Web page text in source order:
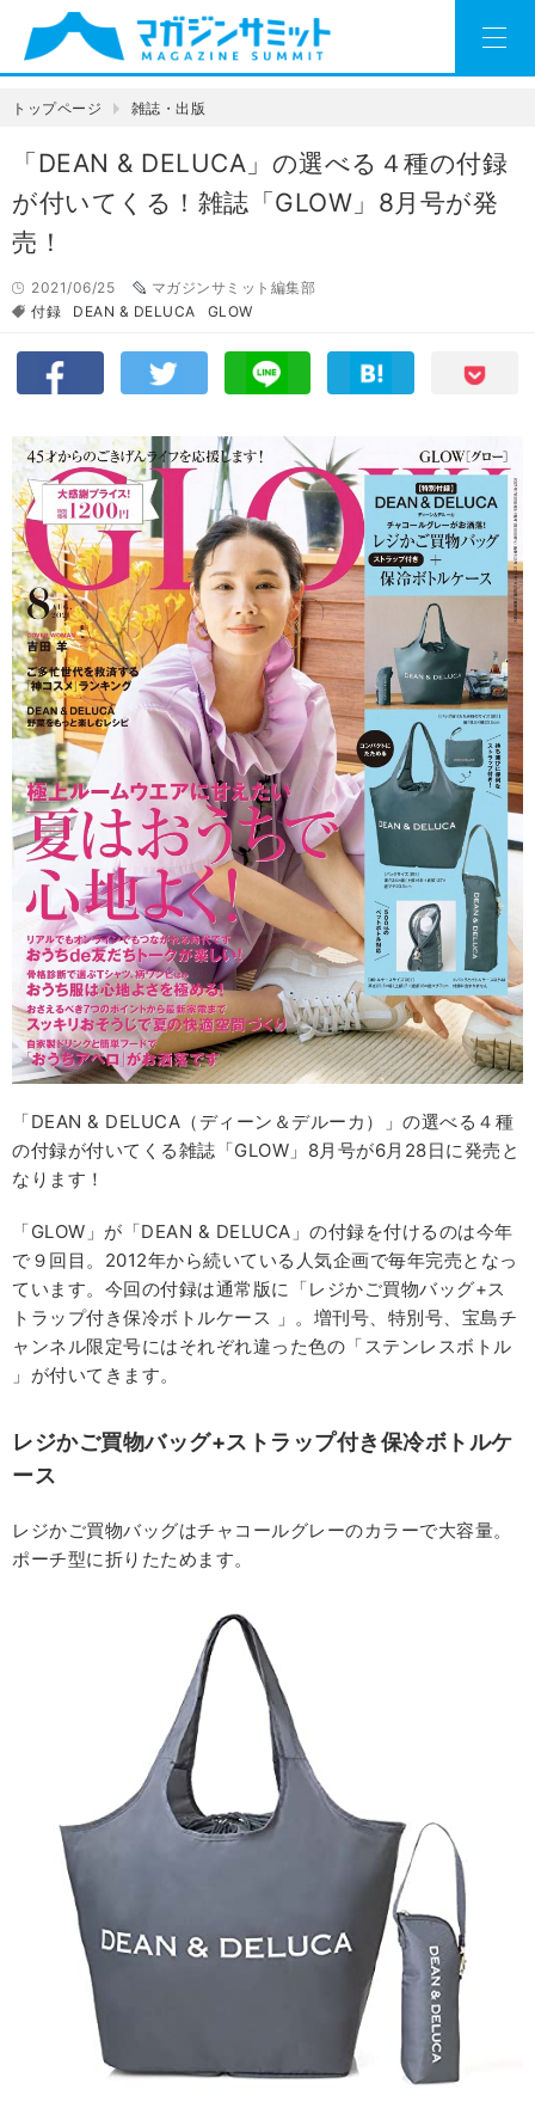
トップページ 雑誌・出版
「DEAN & DELUCA」の選べる４種の付録
が付いてくる！雑誌「GLOW」8月号が発
売！
2021/06/25
マガジンサミット編集部
付録
DEAN & DELUCA GLOW
「DEAN & DELUCA（ディーン＆デルーカ）」の選べる４種
の付録が付いてくる雑誌「GLOW」8月号が6月28日に発売と
なります！
「GLOW」が「DEAN & DELUCA」の付録を付けるのは今年
で９回目。2012年から続いている人気企画で毎年完売となっ
ています。今回の付録は通常版に「レジかご買物バッグ+ス
トラップ付き保冷ボトルケース 」。増刊号、特別号、宝島チ
ャンネル限定号にはそれぞれ違った色の「ステンレスボトル
」が付いてきます。
レジかご買物バッグ+ストラップ付き保冷ボトルケ
ース
レジかご買物バッグはチャコールグレーのカラーで大容量。
ポーチ型に折りたためます。